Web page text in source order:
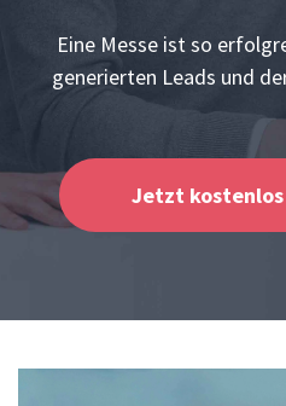
Eine Messe ist so
generierten Leads und
Jetzt